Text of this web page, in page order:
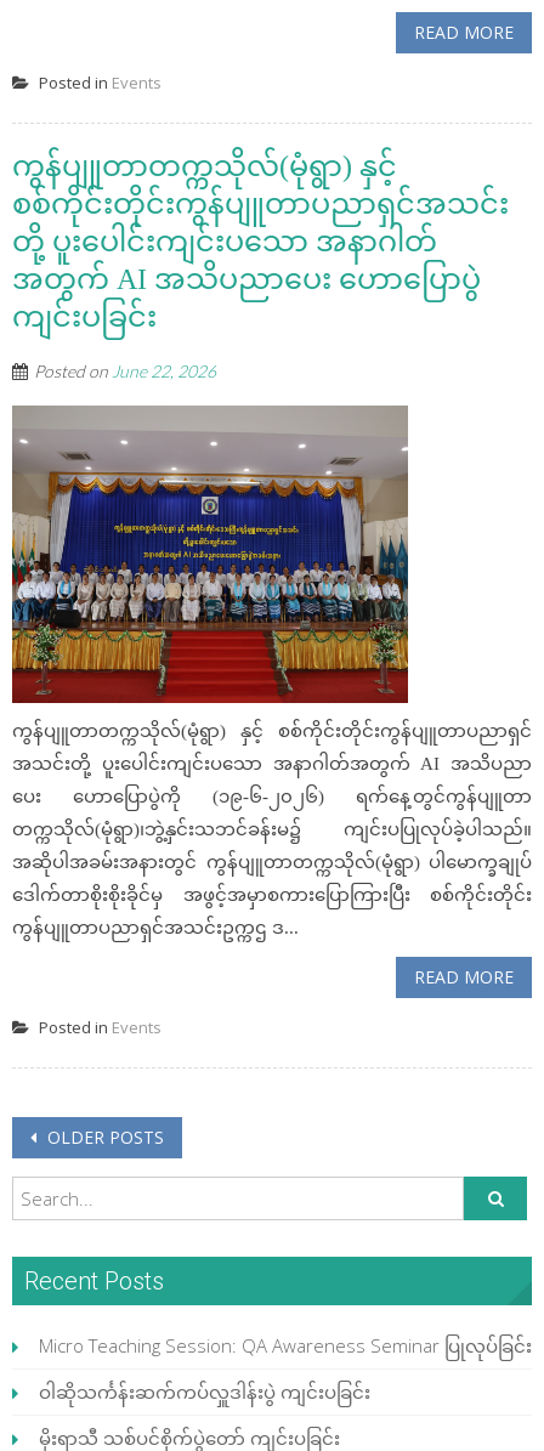
READ MORE
Posted in Events
ကွန်ပျူတာတက္ကသိုလ်(မုံရွာ) နှင့်
စစ်ကိုင်းတိုင်းကွန်ပျူတာပညာရှင်အသင်း
တို့ ပူးပေါင်းကျင်းပသော အနာဂါတ်
အတွက် AI အသိပညာပေး ဟောပြောပွဲ
ကျင်းပခြင်း
Posted on June 22, 2026
ကွန်ပျူတာတက္ကသိုလ်(မုံရွာ) နှင့် စစ်ကိုင်းတိုင်းကွန်ပျူတာပညာရှင်
အသင်းတို့ ပူးပေါင်းကျင်းပသော အနာဂါတ်အတွက် AI အသိပညာ
ပေး ဟောပြောပွဲကို (၁၉-၆-၂၀၂၆) ရက်နေ့တွင်ကွန်ပျူတာ
တက္ကသိုလ်(မုံရွာ)၊ဘွဲ့နှင်းသဘင်ခန်းမ၌ ကျင်းပပြုလုပ်ခဲ့ပါသည်။
အဆိုပါအခမ်းအနားတွင် ကွန်ပျူတာတက္ကသိုလ်(မုံရွာ) ပါမောက္ခချုပ်
ဒေါက်တာစိုးစိုးခိုင်မှ အဖွင့်အမှာစကားပြောကြားပြီး စစ်ကိုင်းတိုင်း
ကွန်ပျူတာပညာရှင်အသင်းဥက္ကဌ ဒ...
READ MORE
Posted in Events
Posts navigation
OLDER POSTS
Recent Posts
Micro Teaching Session: QA Awareness Seminar ပြုလုပ်ခြင်း
ဝါဆိုသင်္ကန်းဆက်ကပ်လှူဒါန်းပွဲ ကျင်းပခြင်း
မိုးရာသီ သစ်ပင်စိုက်ပွဲတော် ကျင်းပခြင်း